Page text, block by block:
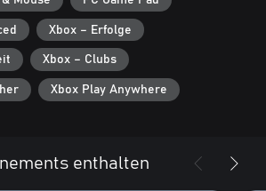
Xbox – Erfolge
Xbox – Clubs
Xbox Play Anywhere
enthalten